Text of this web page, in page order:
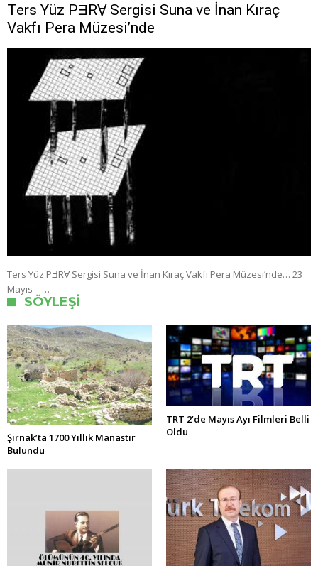
Ters Yüz PƎRⱯ Sergisi Suna ve İnan Kıraç
Vakfı Pera Müzesi’nde
Ters Yüz PƎRⱯ Sergisi Suna ve İnan Kıraç Vakfı Pera Müzesi’nde… 23
Mayıs – …
SÖYLEŞI
Şırnak’ta 1700 Yıllık Manastır
Bulundu
TRT 2’de Mayıs Ayı Filmleri Belli
Oldu